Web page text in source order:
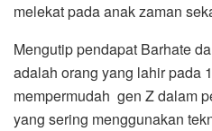
melekat pada anak zaman
Mengutip pendapat Barhate
adalah orang yang lahir pada
mempermudah gen Z dalam
yang sering menggunakan